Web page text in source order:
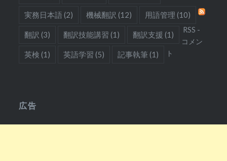
実務日本語 (2) 機械翻訳 (12) 用語管理 (10)
翻訳 (3) 翻訳技能講習 (1) 翻訳支援 (1)
英検 (1) 英語学習 (5) 記事執筆(1)
RSS -
コメン
ト
広告